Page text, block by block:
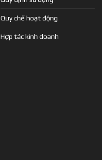
Quy chế hoạt động
Hợp tác kinh doanh